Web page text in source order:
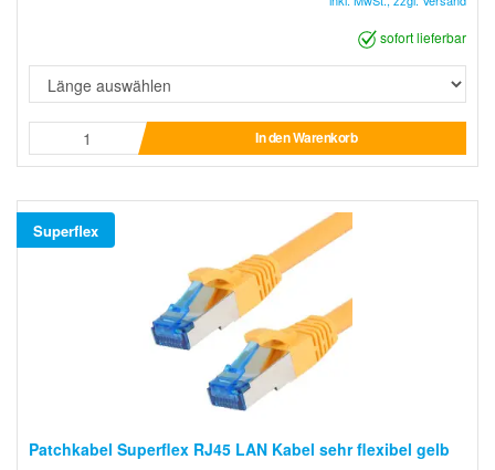
sofort lieferbar
In den Warenkorb
Superflex
Patchkabel Superflex RJ45 LAN Kabel sehr flexibel gelb